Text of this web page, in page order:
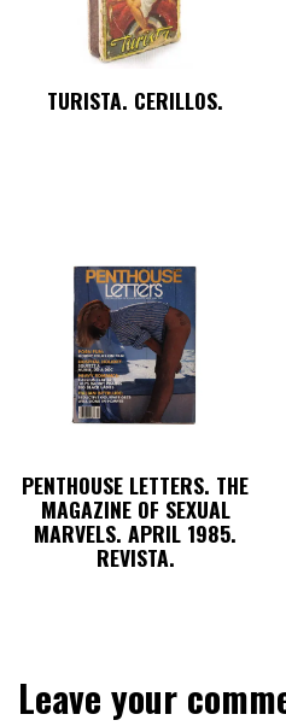
TURISTA. CERILLOS.
PENTHOUSE LETTERS. THE
MAGAZINE OF SEXUAL
MARVELS. APRIL 1985.
REVISTA.
Leave your